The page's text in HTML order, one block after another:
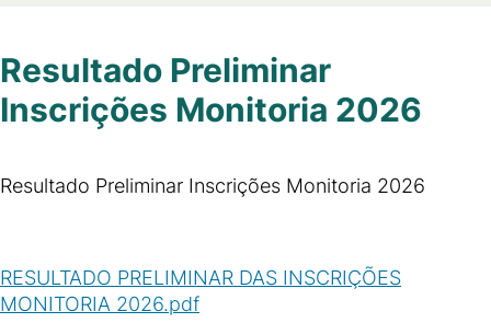
Resultado Preliminar
Inscrições Monitoria 2026
Resultado Preliminar Inscrições Monitoria 2026
RESULTADO PRELIMINAR DAS INSCRIÇÕES
MONITORIA 2026.pdf